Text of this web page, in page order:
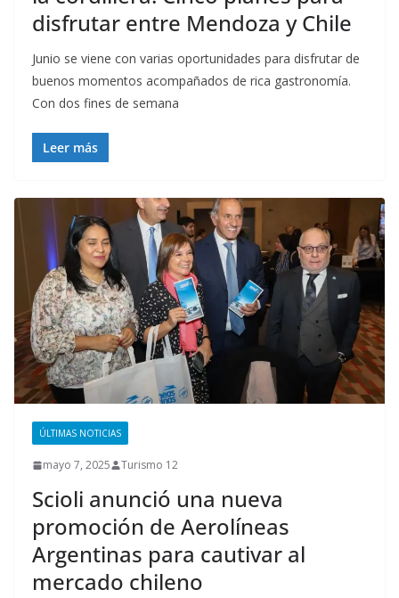
disfrutar entre Mendoza y Chile
Junio se viene con varias oportunidades para disfrutar de
buenos momentos acompañados de rica gastronomía.
Con dos fines de semana
Leer más
ÚLTIMAS NOTICIAS
mayo 7, 2025 Turismo 12
Scioli anunció una nueva
promoción de Aerolíneas
Argentinas para cautivar al
mercado chileno